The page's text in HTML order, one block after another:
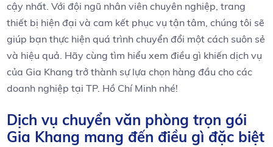
cậy nhất. Với đội ngũ nhân viên chuyên nghiệp, trang
thiết ‍bị hiện đại và cam kết phục vụ tận tâm, chúng tôi sẽ
giúp bạn thực hiện quá trình chuyển⁤ đổi‌ một cách suôn sẻ
và⁤ hiệu quả. ⁤Hãy ⁤cùng tìm hiểu xem⁣ điều gì khiến ‍dịch vụ
của Gia Khang trở thành⁤ sự lựa⁤ chọn hàng đầu cho các
doanh nghiệp tại‌ TP. Hồ Chí Minh nhé!
Dịch vụ chuyển văn ​phòng trọn gói
Gia Khang mang đến điều gì ⁤đặc biệt